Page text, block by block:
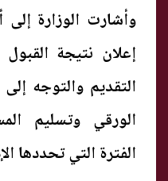
وأشارت الوزارة
إعلان نتيجة
التقديم والتوجه
الورقي وتسليم
الفترة التي تحددها